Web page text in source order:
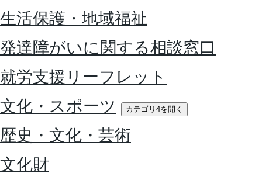
生活保護・地域福祉
発達障がいに関する相談窓口
就労支援リーフレット
文化・スポーツ
カテゴリ4を開く
歴史・文化・芸術
文化財